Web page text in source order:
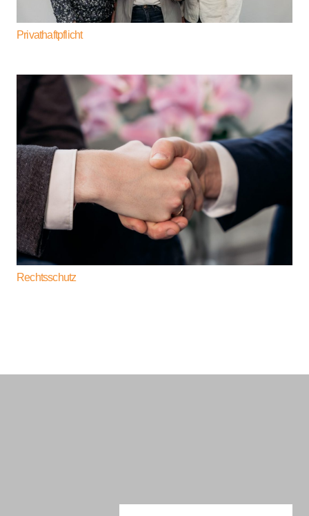
Privathaftpflicht
Rechtsschutz